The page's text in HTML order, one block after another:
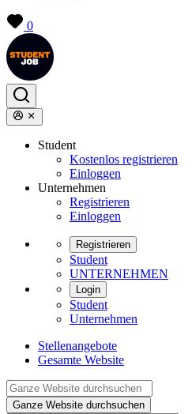
0
Student
Kostenlos registrieren
Einloggen
Unternehmen
Registrieren
Einloggen
Registrieren
Student
UNTERNEHMEN
Login
Student
Unternehmen
Stellenangebote
Gesamte Website